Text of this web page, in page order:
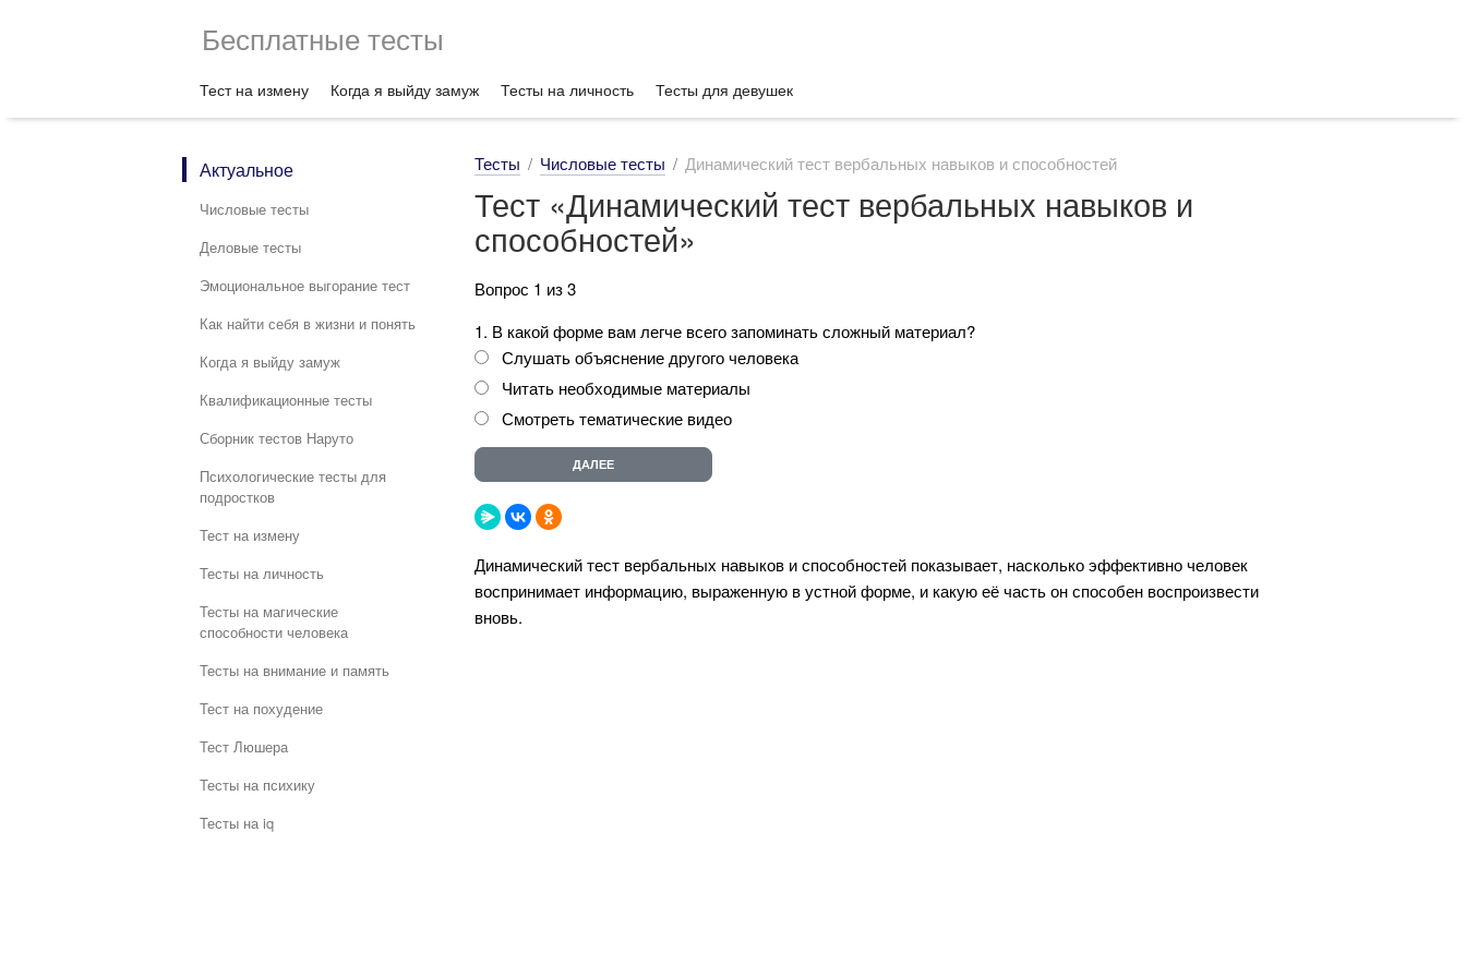
Бесплатные тесты
Тест на измену Когда я выйду замуж Тесты на личность Тесты для девушек
Актуальное
Числовые тесты
Деловые тесты
Эмоциональное выгорание тест
Как найти себя в жизни и понять
Когда я выйду замуж
Квалификационные тесты
Сборник тестов Наруто
Психологические тесты для
подростков
Тест на измену
Тесты на личность
Тесты на магические
способности человека
Тесты на внимание и память
Тест на похудение
Тест Люшера
Тесты на психику
Тесты на iq
Тесты Числовые тесты Динамический тест вербальных навыков и способностей
Тест «Динамический тест вербальных навыков и
способностей»
Вопрос 1 из 3
1. В какой форме вам легче всего запоминать сложный материал?
Слушать объяснение другого человека
Читать необходимые материалы
Смотреть тематические видео
Динамический тест вербальных навыков и способностей показывает, насколько эффективно человек
воспринимает информацию, выраженную в устной форме, и какую её часть он способен воспроизвести
вновь.